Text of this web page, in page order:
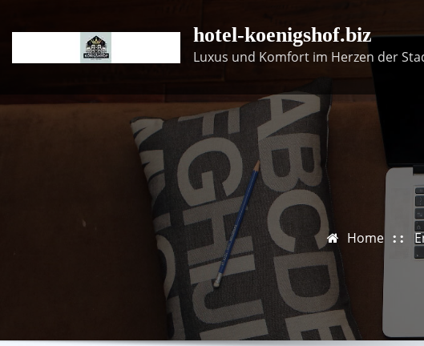
hotel-koenigshof.biz
Luxus und Komfort im Herzen der
Home